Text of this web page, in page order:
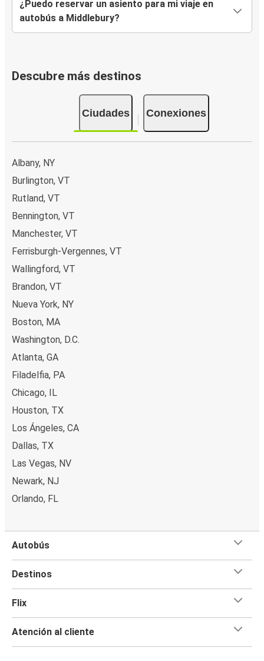
¿Puedo reservar un asiento para mi viaje en
autobús a Middlebury?
Descubre más destinos
Ciudades Conexiones
Albany, NY
Burlington, VT
Rutland, VT
Bennington, VT
Manchester, VT
Ferrisburgh-Vergennes, VT
Wallingford, VT
Brandon, VT
Nueva York, NY
Boston, MA
Washington, D.C.
Atlanta, GA
Filadelfia, PA
Chicago, IL
Houston, TX
Los Ángeles, CA
Dallas, TX
Las Vegas, NV
Newark, NJ
Orlando, FL
Autobús
Destinos
Flix
Atención al cliente